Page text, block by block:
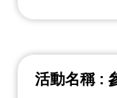
活動名稱 :